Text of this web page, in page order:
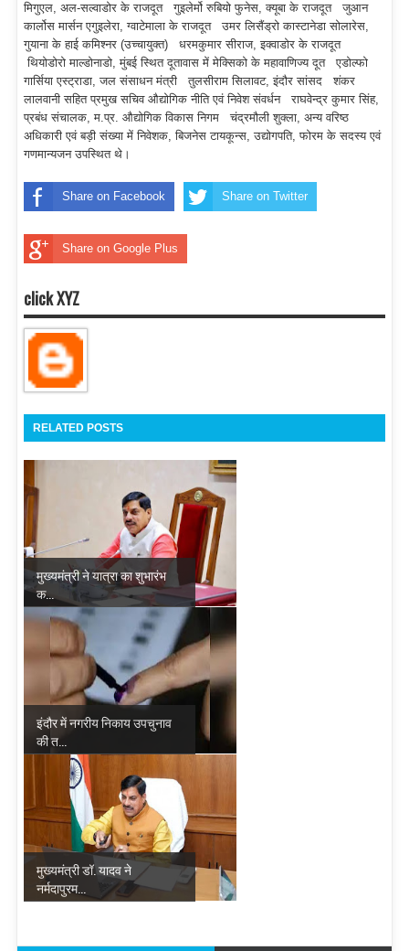
मिगुएल, अल-सल्वाडोर के राजदूत गुइलेर्मो रुबियो फुनेस, क्यूबा के राजदूत जुआन
कार्लोस मार्सन एगुइलेरा, ग्वाटेमाला के राजदूत उमर लिसैंड्रो कास्टानेडा सोलारेस,
गुयाना के हाई कमिश्नर (उच्चायुक्त) धरमकुमार सीराज, इक्वाडोर के राजदूत
थियोडोरो माल्डोनाडो, मुंबई स्थित दूतावास में मेक्सिको के महावाणिज्य दूत एडोल्फो
गार्सिया एस्ट्राडा, जल संसाधन मंत्री तुलसीराम सिलावट, इंदौर सांसद शंकर
लालवानी सहित प्रमुख सचिव औद्योगिक नीति एवं निवेश संवर्धन राघवेन्द्र कुमार सिंह,
प्रबंध संचालक, म.प्र. औद्योगिक विकास निगम चंद्रमौली शुक्ला, अन्य वरिष्ठ
अधिकारी एवं बड़ी संख्या में निवेशक, बिजनेस टायकून्स, उद्योगपति, फोरम के सदस्य एवं
गणमान्यजन उपस्थित थे।
Share on Facebook Share on Twitter
Share on Google Plus
click XYZ
RELATED POSTS
मुख्यमंत्री ने यात्रा का शुभारंभ
क...
इंदौर में नगरीय निकाय उपचुनाव
की त...
मुख्यमंत्री डॉ. यादव ने
नर्मदापुरम...